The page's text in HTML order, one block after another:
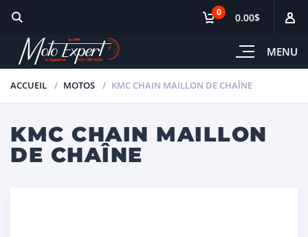
MENU
0 0.00$
ACCUEIL MOTOS KMC CHAIN MAILLON DE CHAÎNE
KMC CHAIN MAILLON
DE CHAÎNE